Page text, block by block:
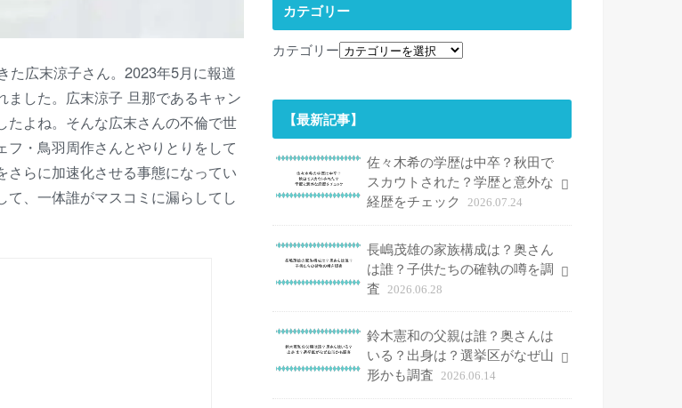
た広末涼子さん。2023年5月に報道
ました。広末涼子 旦那であるキャン
たよね。そんな広末さんの不倫で世
・鳥羽周作さんとやりとりをして
らに加速化させる事態になってい
、一体誰がマスコミに漏らしてし
カテゴリー
カテゴリー
【最新記事】
佐々木希の学歴は中卒？秋田で
スカウトされた？学歴と意外な
経歴をチェック
2026.07.24
長嶋茂雄の家族構成は？奥さん
は誰？子供たちの確執の噂を調
査
2026.06.28
鈴木憲和の父親は誰？奥さんは
いる？出身は？選挙区がなぜ山
形かも調査 2026.06.14